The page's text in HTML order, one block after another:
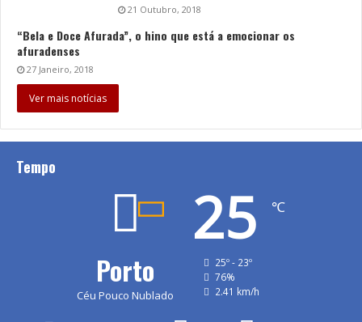
21 Outubro, 2018
“Bela e Doce Afurada”, o hino que está a emocionar os
afuradenses
27 Janeiro, 2018
Ver mais notícias
Tempo
Porto
Céu Pouco Nublado
25 ℃
25º - 23º
76%
2.41 km/h